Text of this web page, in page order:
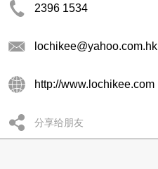
2396 1534
lochikee@yahoo.com.hk
http://www.lochikee.com
分享给朋友